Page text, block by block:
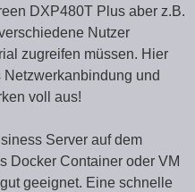
DXP480T Plus aber z.B.
Nutzer
zugreifen müssen. Hier
und
voll aus!
Server auf dem
Docker Container oder VM
geeignet. Eine schnelle